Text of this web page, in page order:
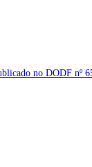
no DODF nº